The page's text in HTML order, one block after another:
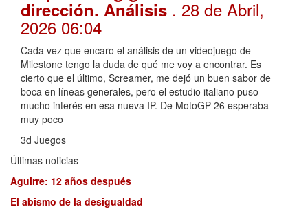
dirección. Análisis . 28 de Abril,
2026 06:04
Cada vez que encaro el análisis de un videojuego de
Milestone tengo la duda de qué me voy a encontrar. Es
cierto que el último, Screamer, me dejó un buen sabor de
boca en líneas generales, pero el estudio italiano puso
mucho interés en esa nueva IP. De MotoGP 26 esperaba
muy poco
3d Juegos
Últimas noticias
Aguirre: 12 años después
El abismo de la desigualdad